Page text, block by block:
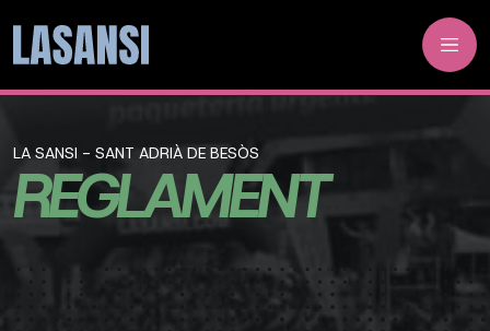
LA SANSI - SANT ADRIÀ DE BESÒS
REGLAMENT